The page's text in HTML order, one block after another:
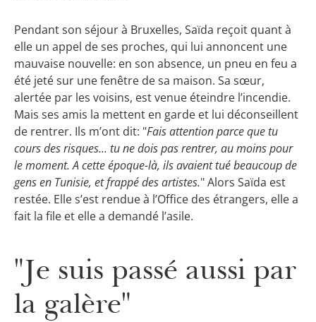
Pendant son séjour à Bruxelles, Saïda reçoit quant à
elle un appel de ses proches, qui lui annoncent une
mauvaise nouvelle: en son absence, un pneu en feu a
été jeté sur une fenêtre de sa maison. Sa sœur,
alertée par les voisins, est venue éteindre l’incendie.
Mais ses amis la mettent en garde et lui déconseillent
de rentrer. Ils m’ont dit: "Fais attention parce que tu
cours des risques… tu ne dois pas rentrer, au moins pour
le moment. A cette époque-là, ils avaient tué beaucoup de
gens en Tunisie, et frappé des artistes." Alors Saïda est
restée. Elle s’est rendue à l’Office des étrangers, elle a
fait la file et elle a demandé l’asile.
"Je suis passé aussi par
la galère"